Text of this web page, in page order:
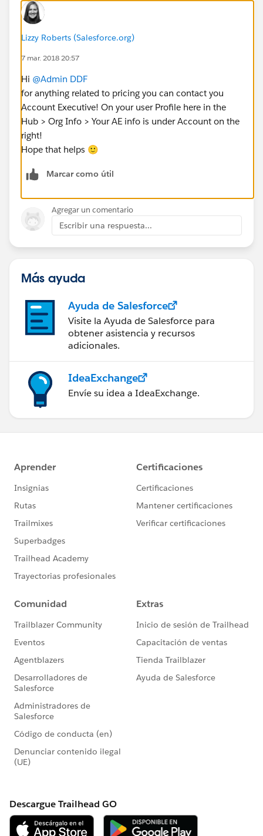
Lizzy Roberts (Salesforce.org)
7 mar. 2018 20:57
Hi @Admin DDF
for anything related to pricing you can contact you
Account Executive! On your user Profile here in the
Hub > Org Info > Your AE info is under Account on the
right!
Hope that helps 🙂
Marcar como útil
Agregar un comentario
Escribir una respuesta...
Más ayuda
Ayuda de Salesforce
Visite la Ayuda de Salesforce para
obtener asistencia y recursos
adicionales.
IdeaExchange
Envíe su idea a IdeaExchange.